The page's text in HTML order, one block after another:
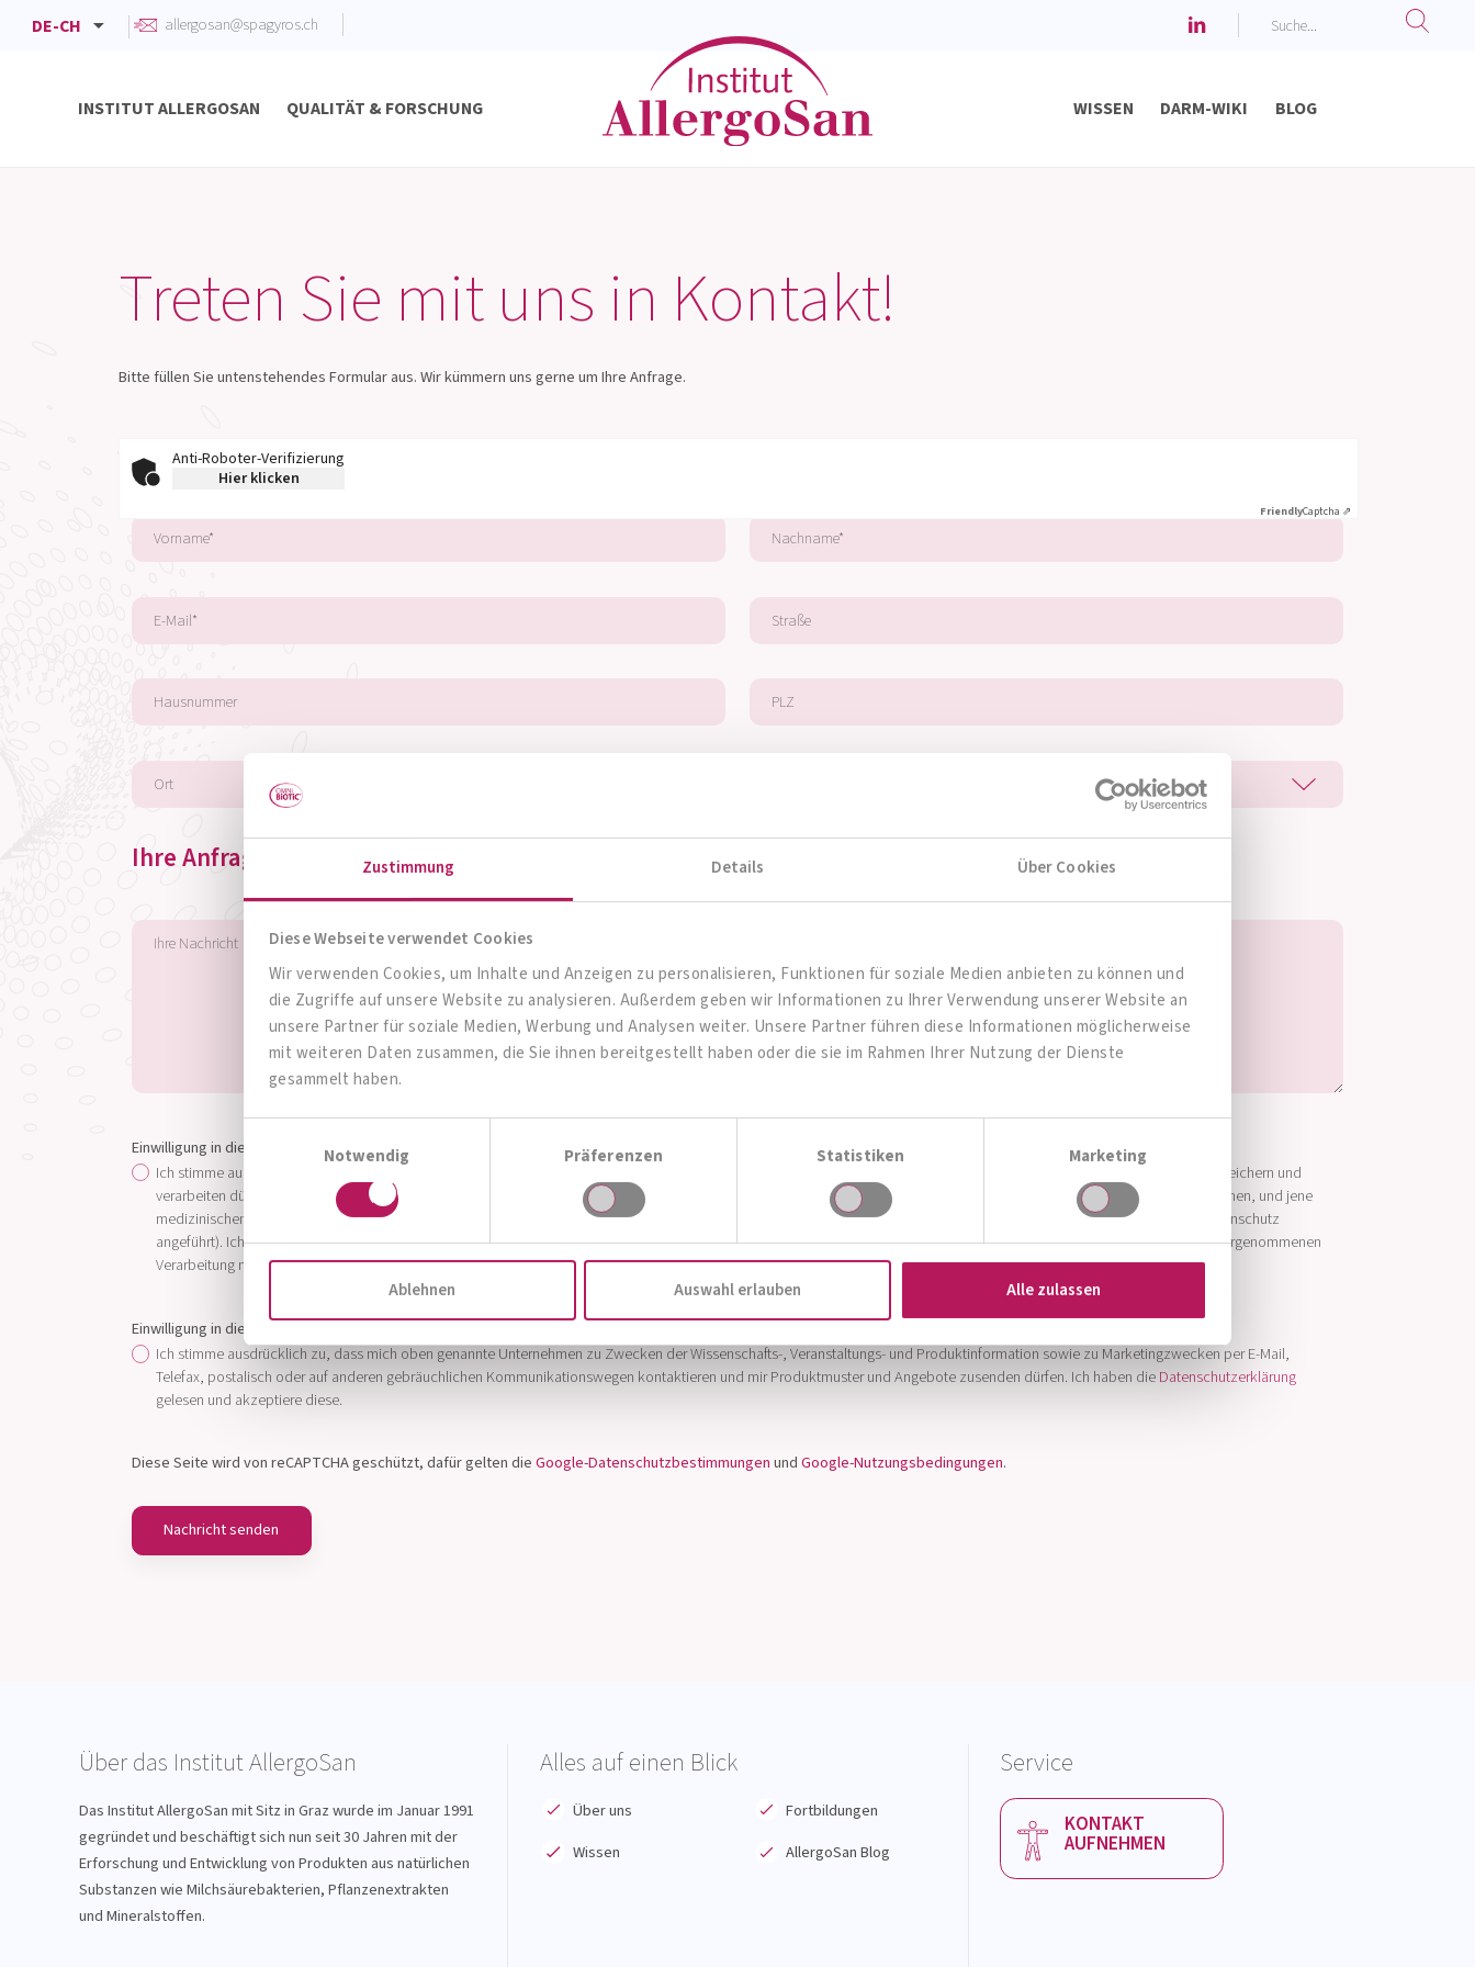
Zustimmung Details Über Cookies
Diese Webseite verwendet Cookies
Wir verwenden Cookies, um Inhalte und Anzeigen zu personalisieren, Funktionen für soziale Medien anbieten zu können und
die Zugriffe auf unsere Website zu analysieren. Außerdem geben wir Informationen zu Ihrer Verwendung unserer Website an
unsere Partner für soziale Medien, Werbung und Analysen weiter. Unsere Partner führen diese Informationen möglicherweise
mit weiteren Daten zusammen, die Sie ihnen bereitgestellt haben oder die sie im Rahmen Ihrer Nutzung der Dienste
gesammelt haben.
Notwendig
Präferenzen Statistiken Marketing
Ablehnen Auswahl erlauben Alle zulassen
allergosan@spagyros.ch
DE-CH
INSTITUT ALLERGOSAN QUALITÄT & FORSCHUNG WISSEN DARM-WIKI BLOG
Treten Sie mit uns in Kontakt!
Bitte füllen Sie untenstehendes Formular aus. Wir kümmern uns gerne um Ihre Anfrage.
Persönliche Daten
Ihre Anfrage
Einwilligung in die Datenspeicherung und -weitergabe*
Ich stimme ausdrücklich zu, dass folgende Unternehmen die über mich erhobenen personenbezogenen Daten und persönlichen Interessen (im Folgenden kurz: „Daten“) speichern und
verarbeiten dürfen: 1. Institut AllergoSan Deutschland (privat) GmbH, 2. Institut AllergoSan Pharma GmbH und 3. die mit den genannten Unternehmen verbundenen Unternehmen, und jene
medizinischen Gesellschaften, die von einem der in Punkt 1 bis 3 genannten Unternehmen betreut oder unterstützt werden (wie laufend aktuell unter www.allergosan.at/datenschutz
angeführt). Ich stimme einer Weitergabe meiner Daten an die Verfora AG (1752 Villars-sur Glâne, Schweiz) in Ihrer Funktion als verantwortlich Dritte sowie einer durch diese vorgenommenen
Verarbeitung meiner Daten ausdrücklich zu.
Einwilligung in die Datenverarbeitung
Ich stimme ausdrücklich zu, dass mich oben genannte Unternehmen zu Zwecken der Wissenschafts-, Veranstaltungs- und Produktinformation sowie zu Marketingzwecken per E-Mail,
Telefax, postalisch oder auf anderen gebräuchlichen Kommunikationswegen kontaktieren und mir Produktmuster und Angebote zusenden dürfen. Ich haben dieDatenschutzerklärung
gelesen und akzeptiere diese.
Diese Seite wird von reCAPTCHA geschützt, dafür gelten dieGoogle-DatenschutzbestimmungenundGoogle-Nutzungsbedingungen.
Anti-Roboter-Verifizierung
Hier klicken
FriendlyCaptcha ⇗
Über das Institut AllergoSan
Das Institut AllergoSan mit Sitz in Graz wurde im Januar 1991
gegründet und beschäftigt sich nun seit 30 Jahren mit der
Erforschung und Entwicklung von Produkten aus natürlichen
Substanzen wie Milchsäurebakterien, Pflanzenextrakten
und Mineralstoffen.
Alles auf einen Blick
Über uns
Wissen
Fortbildungen
AllergoSan Blog
Service
KONTAKT
AUFNEHMEN